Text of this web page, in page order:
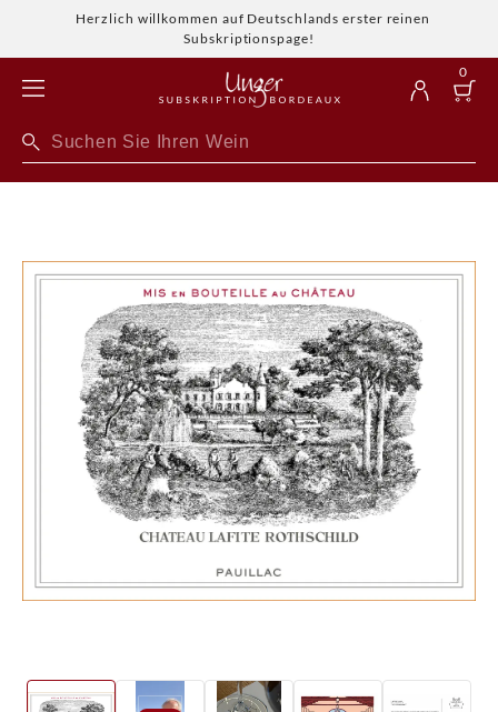
Herzlich willkommen auf Deutschlands erster reinen
Subskriptionspage!
0